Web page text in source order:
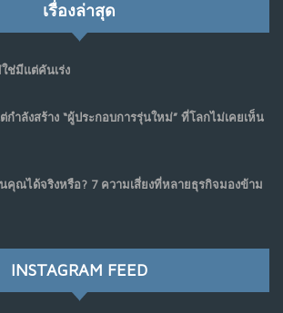
เรื่องล่าสุด
ใช่มีแต่คันเร่ง
กำลังสร้าง “ผู้ประกอบการรุ่นใหม่” ที่โลกไม่เคยเห็น
คุณได้จริงหรือ? 7 ความเสี่ยงที่หลายธุรกิจมองข้าม
INSTAGRAM FEED